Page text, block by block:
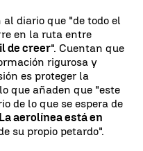
diario que "de todo el
en la ruta entre
de creer". Cuentan que
rigurosa y
es proteger la
que añaden que "este
de lo que se espera de
La aerolínea está en
su propio petardo".